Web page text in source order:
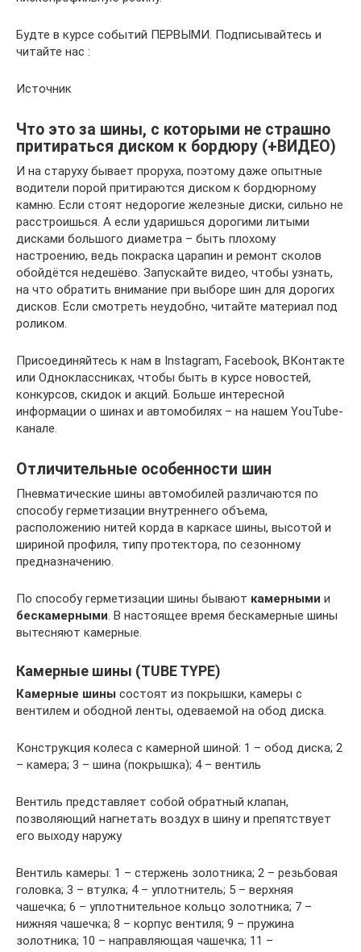
Будте в курсе событий ПЕРВЫМИ. Подписывайтесь и
читайте нас :
Источник
Что это за шины, с которыми не страшно
притираться диском к бордюру (+ВИДЕО)
И на старуху бывает проруха, поэтому даже опытные
водители порой притираются диском к бордюрному
камню. Если стоят недорогие железные диски, сильно не
расстроишься. А если ударишься дорогими литыми
дисками большого диаметра – быть плохому
настроению, ведь покраска царапин и ремонт сколов
обойдётся недешёво. Запускайте видео, чтобы узнать,
на что обратить внимание при выборе шин для дорогих
дисков. Если смотреть неудобно, читайте материал под
роликом.
Присоединяйтесь к нам в Instagram, Facebook, ВКонтакте
или Одноклассниках, чтобы быть в курсе новостей,
конкурсов, скидок и акций. Больше интересной
информации о шинах и автомобилях – на нашем YouTube-
канале.
Отличительные особенности шин
Пневматические шины автомобилей различаются по
способу герметизации внутреннего объема,
расположению нитей корда в каркасе шины, высотой и
шириной профиля, типу протектора, по сезонному
предназначению.
По способу герметизации шины бывают камерными и
бескамерными. В настоящее время бескамерные шины
вытесняют камерные.
Камерные шины (TUBE TYPE)
Камерные шины состоят из покрышки, камеры с
вентилем и ободной ленты, одеваемой на обод диска.
Конструкция колеса с камерной шиной: 1 – обод диска; 2
– камера; 3 – шина (покрышка); 4 – вентиль
Вентиль представляет собой обратный клапан,
позволяющий нагнетать воздух в шину и препятствует
его выходу наружу
Вентиль камеры: 1 – стержень золотника; 2 – резьбовая
головка; 3 – втулка; 4 – уплотнитель; 5 – верхняя
чашечка; 6 – уплотнительное кольцо золотника; 7 –
нижняя чашечка; 8 – корпус вентиля; 9 – пружина
золотника; 10 – направляющая чашечка; 11 –